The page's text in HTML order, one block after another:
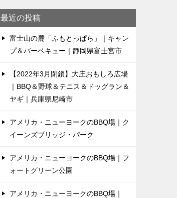
最近の投稿
富士山の麓「ふもとっぱら」｜キャン
プ＆バーベキュー｜静岡県富士宮市
【2022年3月閉鎖】大庄おもしろ広場
｜BBQ＆野球＆テニス＆ドッグラン＆
ヤギ｜兵庫県尼崎市
アメリカ・ニューヨークのBBQ場｜ク
イーンズブリッジ・パーク
アメリカ・ニューヨークのBBQ場｜フ
ォートグリーン公園
アメリカ・ニューヨークのBBQ場｜